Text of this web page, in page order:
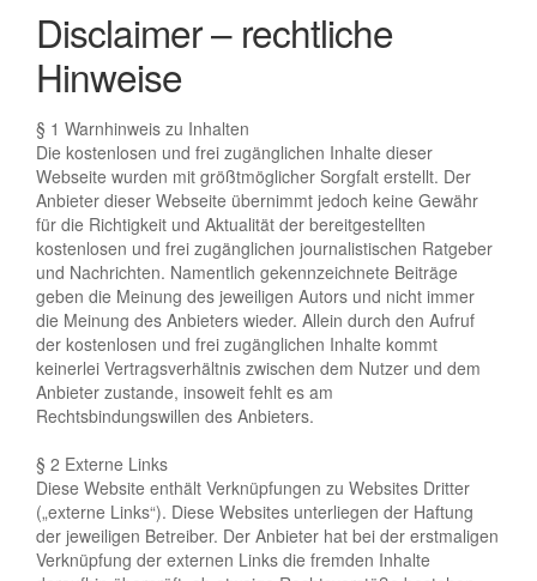
Disclaimer – rechtliche
Hinweise
§ 1 Warnhinweis zu Inhalten
Die kostenlosen und frei zugänglichen Inhalte dieser
Webseite wurden mit größtmöglicher Sorgfalt erstellt. Der
Anbieter dieser Webseite übernimmt jedoch keine Gewähr
für die Richtigkeit und Aktualität der bereitgestellten
kostenlosen und frei zugänglichen journalistischen Ratgeber
und Nachrichten. Namentlich gekennzeichnete Beiträge
geben die Meinung des jeweiligen Autors und nicht immer
die Meinung des Anbieters wieder. Allein durch den Aufruf
der kostenlosen und frei zugänglichen Inhalte kommt
keinerlei Vertragsverhältnis zwischen dem Nutzer und dem
Anbieter zustande, insoweit fehlt es am
Rechtsbindungswillen des Anbieters.
§ 2 Externe Links
Diese Website enthält Verknüpfungen zu Websites Dritter
(„externe Links“). Diese Websites unterliegen der Haftung
der jeweiligen Betreiber. Der Anbieter hat bei der erstmaligen
Verknüpfung der externen Links die fremden Inhalte